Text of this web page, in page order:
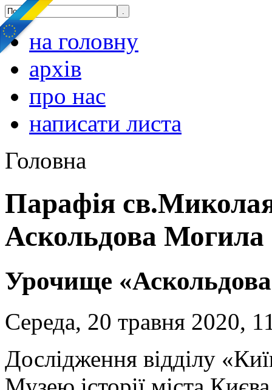
на головну
архів
про нас
написати листа
Головна
Парафія
Аскольдова Могила
Урочище
Середа, 20 травня 2020,
Дослідження відділу